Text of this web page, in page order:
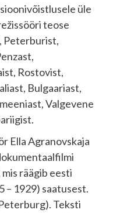
üle
teose
Peterburist,
Rostovist,
Bulgaariast,
Valgevene
Ella Agranovskaja
mis räägib eesti
– 1929) saatusest.
Teksti